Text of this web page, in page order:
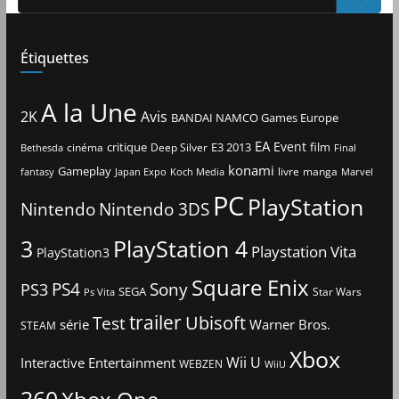
Étiquettes
2KA la Une Avis BANDAI NAMCO Games Europe
Bethesda cinéma critique Deep Silver E3 2013 EA Event film Final
fantasy Gameplay Japan Expo Koch Media konami livre manga Marvel
Nintendo Nintendo 3DS PCPlayStation
3 PlayStation3 PlayStation 4 Playstation Vita
PS3 PS4 Ps Vita SEGA Sony Square Enix Star Wars
STEAM série TesttrailerUbisoftWarner Bros.
Interactive Entertainment WEBZEN Wii U WiiU Xbox